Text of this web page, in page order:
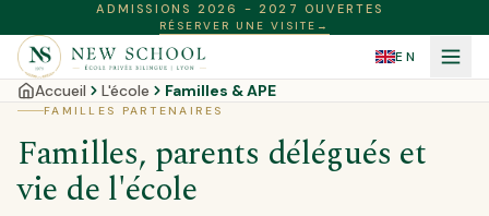
ADMISSIONS 2026 - 2027 OUVERTES
RÉSERVER UNE VISITE →
EN
Accueil L'école Familles & APE
FAMILLES PARTENAIRES
Familles, parents délégués et
vie de l'école